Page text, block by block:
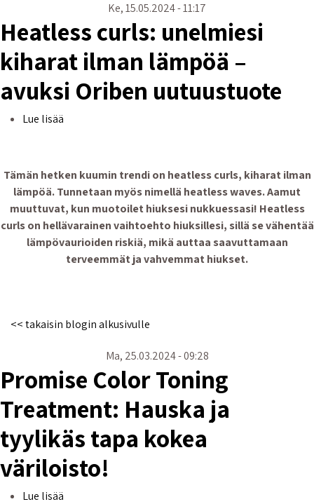
Ke, 15.05.2024 - 11:17
Heatless curls: unelmiesi
kiharat ilman lämpöä –
avuksi Oriben uutuustuote
Lue lisää
Tämän hetken kuumin trendi on heatless curls, kiharat ilman
lämpöä. Tunnetaan myös nimellä heatless waves. Aamut
muuttuvat, kun muotoilet hiuksesi nukkuessasi! Heatless
curls on hellävarainen vaihtoehto hiuksillesi, sillä se vähentää
lämpövaurioiden riskiä, mikä auttaa saavuttamaan
terveemmät ja vahvemmat hiukset.
<< takaisin blogin alkusivulle
Ma, 25.03.2024 - 09:28
Promise Color Toning
Treatment: Hauska ja
tyylikäs tapa kokea
väriloisto!
Lue lisää